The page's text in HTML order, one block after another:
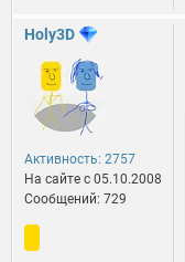
Holy3D
Активность: 2757
На сайте c 05.10.2008
Сообщений: 729